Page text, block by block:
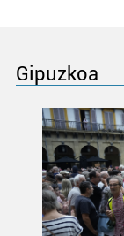
Gipuzkoa